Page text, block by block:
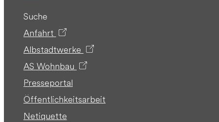
Suche
Anfahrt
Albstadtwerke
AS Wohnbau
Presseportal
Öffentlichkeitsarbeit
Netiquette